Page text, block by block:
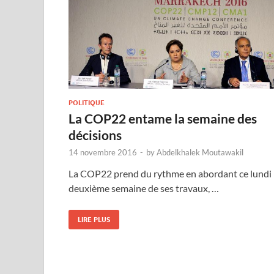
POLITIQUE
La COP22 entame la semaine des
décisions
14 novembre 2016 - byAbdelkhalek Moutawakil
La COP22 prend du rythme en abordant ce lundi
deuxième semaine de ses travaux, …
LIRE PLUS